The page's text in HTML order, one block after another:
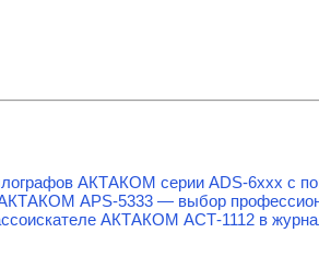
АКТАКОМ серии ADS-6ххх с
АКТАКОМ APS-5333 — выбор
АКТАКОМ АСТ-1112 в